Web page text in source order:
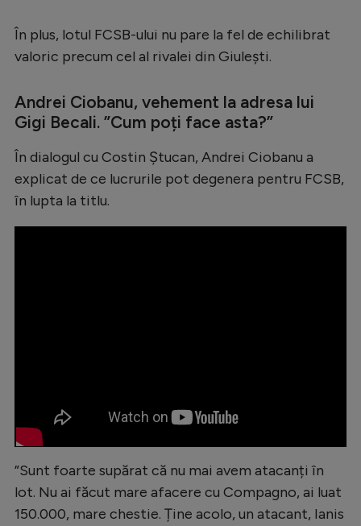
Tenis
Natație
Gimnastică
Auto
Intră în cont
Creează cont
În plus, lotul FCSB-ului nu pare la fel de echilibrat
valoric precum cel al rivalei din Giulești.
Andrei Ciobanu, vehement la adresa lui
Gigi Becali. ”Cum poți face asta?”
În dialogul cu Costin Ștucan, Andrei Ciobanu a
explicat de ce lucrurile pot degenera pentru FCSB,
în lupta la titlu.
”Sunt foarte supărat că nu mai avem atacanți în
lot. Nu ai făcut mare afacere cu Compagno, ai luat
150.000, mare chestie. Ține acolo, un atacant, Ianis